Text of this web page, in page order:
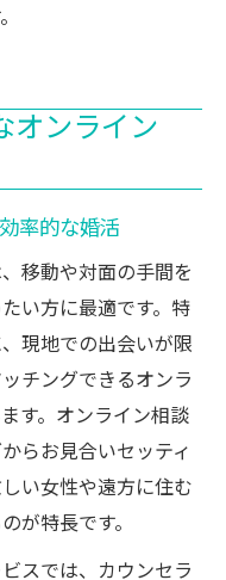
オンライン
率的な婚活
移動や対面の手間を
い方に最適です。特
現地での出会いが限
チングできるオンラ
す。オンライン相談
らお見合いセッティ
い女性や遠方に住む
が特長です。
スでは、カウンセラ